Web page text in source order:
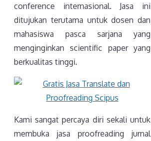
conference internasional. Jasa ini
ditujukan terutama untuk dosen dan
mahasiswa pasca sarjana yang
menginginkan scientific paper yang
berkualitas tinggi.
Kami sangat percaya diri sekali untuk
membuka jasa proofreading jurnal